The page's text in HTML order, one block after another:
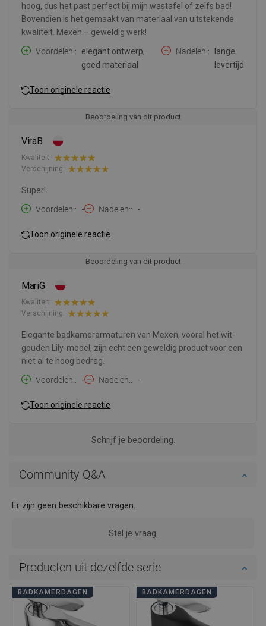
hoog, dus het past perfect bij mijn wastafel of zelfs bad!
Bovendien is het gemaakt van materiaal van uitstekende
kwaliteit. Mexen – geweldig werk!
Voordelen:
elegant ontwerp,
goed materiaal
Nadelen:
lange
levertijd
Toon originele reactie
Beoordeling van dit product
ViraB
Kwaliteit:
Verschijning:
Super!
Voordelen:
- Nadelen: -
Toon originele reactie
Beoordeling van dit product
MariG
Kwaliteit:
Verschijning:
Elegante badkamerarmaturen van Mexen, vooral het wit-
gouden Lily-model, zijn echt een geweldig product voor een
niet al te hoog bedrag.
Voordelen:
- Nadelen: -
Toon originele reactie
Schrijf je beoordeling.
Community Q&A
Er zijn geen beschikbare vragen.
Stel je vraag.
Producten uit dezelfde serie
BADKAMERDAGEN BADKAMERDAGEN